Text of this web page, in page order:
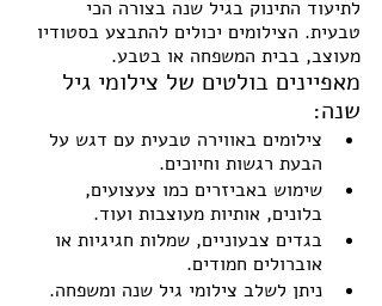
לתיעוד התינוק בגיל שנה בצורה הכי
טבעית. הצילומים יכולים להתבצע בסטודיו
מעוצב, בבית המשפחה או בטבע.
מאפיינים בולטים של צילומי גיל
שנה:
צילומים באווירה טבעית עם דגש על
הבעת רגשות וחיוכים.
שימוש באביזרים כמו צעצועים,
בלונים, אותיות מעוצבות ועוד.
בגדים צבעוניים, שמלות חגיגיות או
אוברולים חמודים.
ניתן לשלב צילומי גיל שנה ומשפחה.